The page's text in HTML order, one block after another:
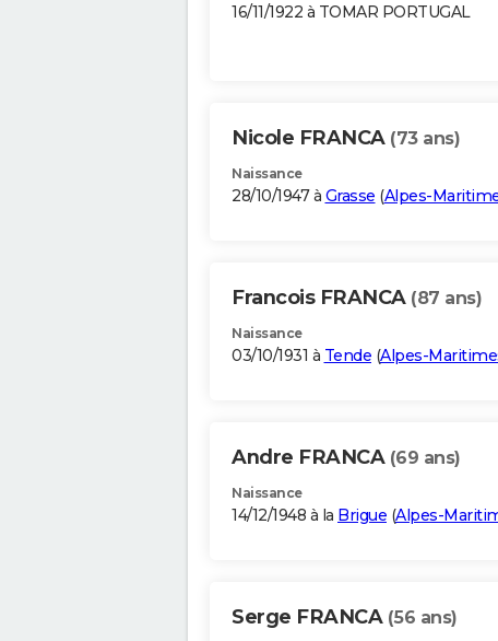
16/11/1922 à TOMAR PORTUGAL
Nicole FRANCA (73 ans)
Naissance
28/10/1947 à Grasse (Alpes-
Francois FRANCA (87 ans)
Naissance
03/10/1931 à Tende (Alpes-
Andre FRANCA (69 ans)
Naissance
14/12/1948 à la Brigue (Alpes-
Serge FRANCA (56 ans)